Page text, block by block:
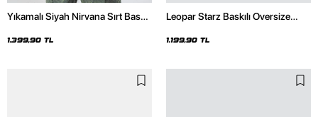
Yıkamalı Siyah Nirvana Sırt Baskılı
1.399,90 TL
Leopar Starz Baskılı Oversize
1.199,90 TL